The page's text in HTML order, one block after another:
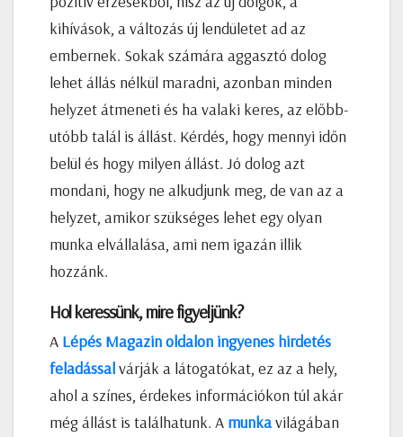
kihívások, a változás új lendületet ad az
embernek. Sokak számára aggasztó dolog
lehet állás nélkül maradni, azonban minden
helyzet átmeneti és ha valaki keres, az előbb-
utóbb talál is állást. Kérdés, hogy mennyi időn
belül és hogy milyen állást. Jó dolog azt
mondani, hogy ne alkudjunk meg, de van az a
helyzet, amikor szükséges lehet egy olyan
munka elvállalása, ami nem igazán illik
hozzánk.
Hol keressünk, mire figyeljünk?
A Lépés Magazin oldalon ingyenes hirdetés
feladássalvárják a látogatókat, ez az a hely,
ahol a színes, érdekes információkon túl akár
még állást is találhatunk. A munkavilágában